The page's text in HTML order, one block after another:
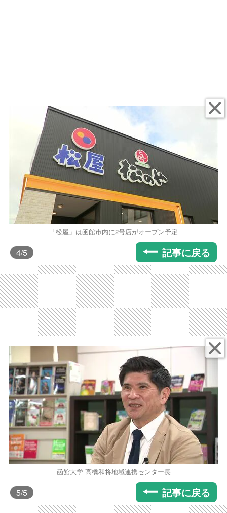
「松屋」は函館市内に2号店がオープン予定
4/5 記事に戻る
函館大学 高橋和将地域連携センター長
5/5 記事に戻る